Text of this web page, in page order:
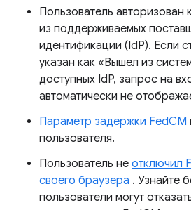
Пользователь авторизован
из поддерживаемых
идентификации (IdP). Если
указан как «Вышел из
доступных IdP, запрос на
автоматически не
Параметр задержки FedCM
пользователя.
Пользователь не отключил
своего браузера . Узнайте
пользователи могут